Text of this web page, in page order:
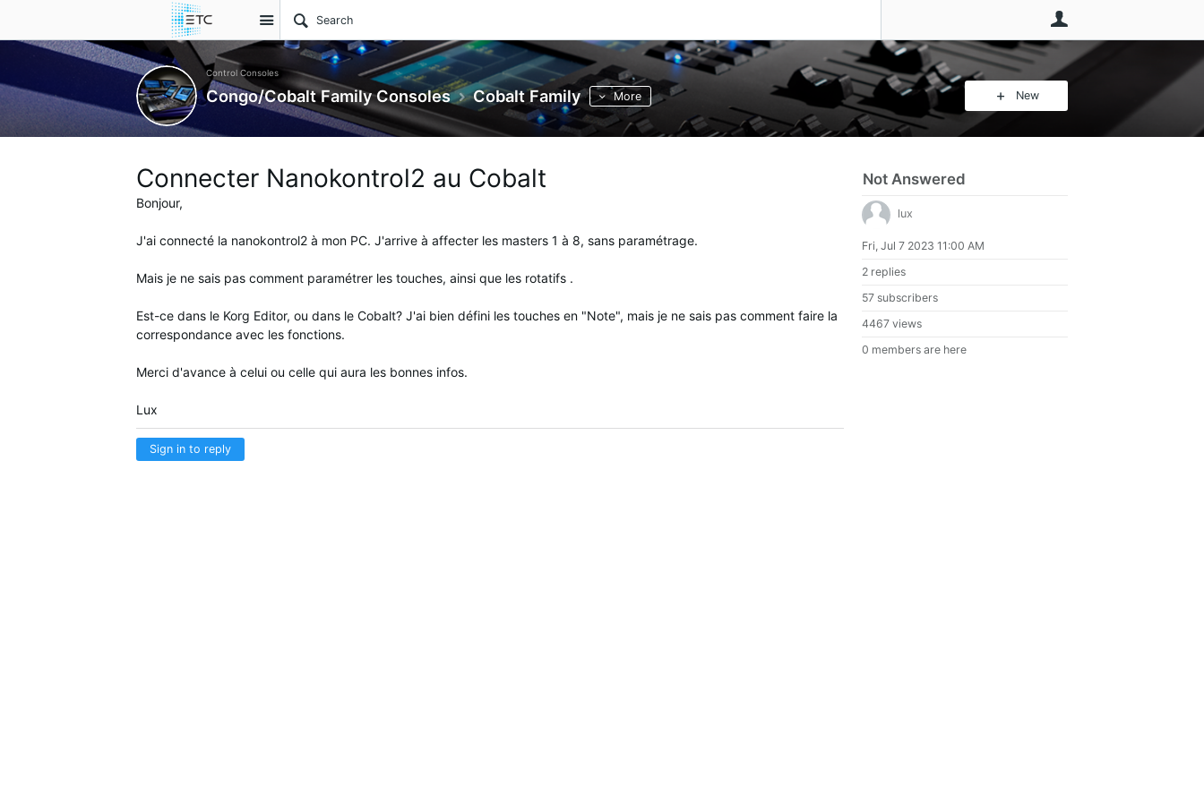
Site
Control Consoles
Congo/Cobalt Family Consoles Cobalt Family More New
Not Answered
lux
Fri, Jul 7 2023 11:00 AM
2 replies
57 subscribers
4467 views
0 members are here
Connecter Nanokontrol2 au Cobalt
Bonjour,
J'ai connecté la nanokontrol2 à mon PC. J'arrive à affecter les masters 1 à 8, sans paramétrage.
Mais je ne sais pas comment paramétrer les touches, ainsi que les rotatifs .
Est-ce dans le Korg Editor, ou dans le Cobalt? J'ai bien défini les touches en "Note", mais je ne sais pas comment faire la
correspondance avec les fonctions.
Merci d'avance à celui ou celle qui aura les bonnes infos.
Lux
Sign in to reply